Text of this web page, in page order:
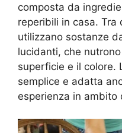
composta da
reperibili in casa. Tra
utilizzano sostanze
lucidanti, che
superficie e il colore.
semplice e adatta
esperienza in ambito